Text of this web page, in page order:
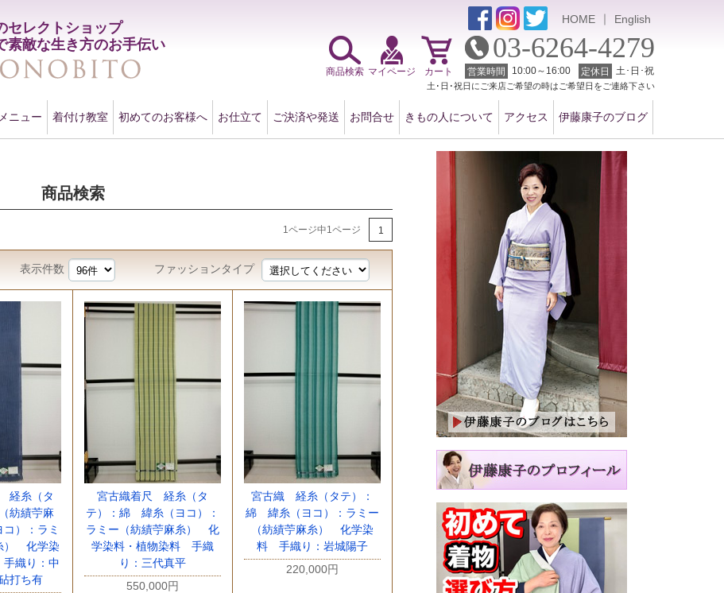
セレクトショップ
素敵な生き方のお手伝い
HOME ｜ English
ニュー 着付け教室 初めてのお客様へ お仕立て ご決済や発送 お問合せ きもの人について アクセス 伊藤康子のブログ
商品検索 マイページ カート
03-6264-4279
営業時間 10:00～16:00 定休日 土･日･祝
土･日･祝日にご来店ご希望の時はご希望日をご連絡下さい
商品検索
1ページ中1ページ 1
表示件数 ファッションタイプ
経糸（タ
紡績苧麻
）：ラミ
） 化学染
織り：中
打ち有
宮古織着尺 経糸（タ
テ）：綿 緯糸（ヨコ）：
ラミー（紡績苧麻糸） 化
学染料・植物染料 手織
り：三代真平
550,000円
宮古織 経糸（タテ）：
綿 緯糸（ヨコ）：ラミー
（紡績苧麻糸） 化学染
料 手織り：岩城陽子
220,000円